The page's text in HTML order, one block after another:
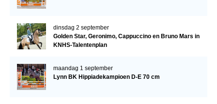
dinsdag 2 september
Golden Star, Geronimo, Cappuccino en Bruno Mars in
KNHS-Talentenplan
maandag 1 september
Lynn BK Hippiadekampioen D-E 70 cm